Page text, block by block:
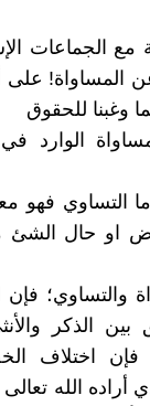
مع الجماعات
عن المساواة!
وغبنا للحقوق
الوارد
التساوي فهو
او حال الشئ
والتساوي؛
بين الذكر
فإن اختلاف
الله تعالى